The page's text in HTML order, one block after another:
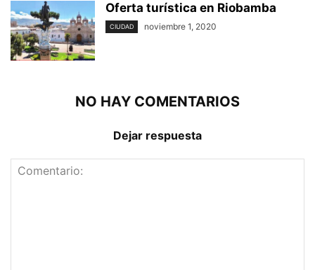
Oferta turística en Riobamba
CIUDAD noviembre 1, 2020
NO HAY COMENTARIOS
Dejar respuesta